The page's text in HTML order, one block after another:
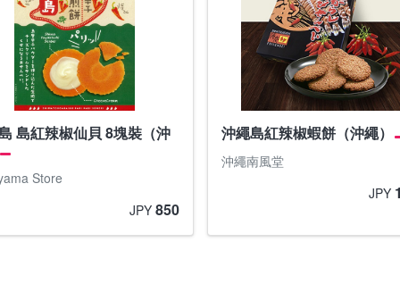
島紅辣椒仙貝 8塊裝（沖
Store
JPY 850
沖繩島紅辣椒蝦餅（沖繩）
沖繩南風堂
JPY